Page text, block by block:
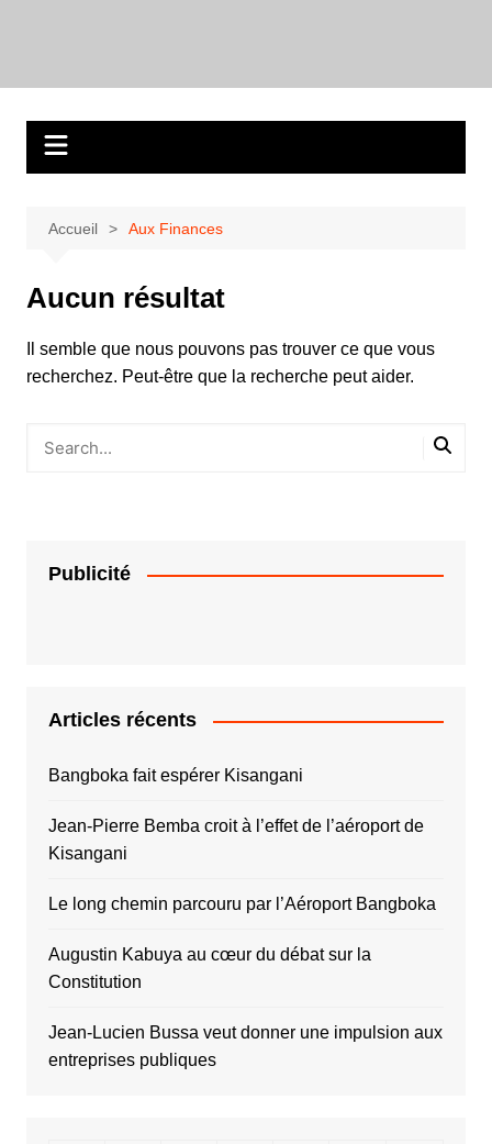
Accueil Aux Finances
Aucun résultat
Il semble que nous pouvons pas trouver ce que vous
recherchez. Peut-être que la recherche peut aider.
Publicité
Articles récents
Bangboka fait espérer Kisangani
Jean-Pierre Bemba croit à l’effet de l’aéroport de
Kisangani
Le long chemin parcouru par l’Aéroport Bangboka
Augustin Kabuya au cœur du débat sur la
Constitution
Jean-Lucien Bussa veut donner une impulsion aux
entreprises publiques